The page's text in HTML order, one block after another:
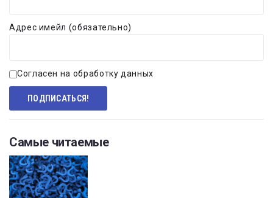
Адрес имейл (обязательно)
Согласен на обработку данных
Самые читаемые